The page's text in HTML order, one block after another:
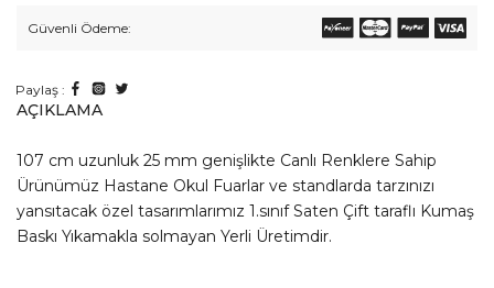
Güvenli Ödeme:
Paylaş :
AÇIKLAMA
107 cm uzunluk 25 mm genişlikte Canlı Renklere Sahip
Ürünümüz Hastane Okul Fuarlar ve standlarda tarzınızı
yansıtacak özel tasarımlarımız 1.sınıf Saten Çift taraflı Kumaş
Baskı Yıkamakla solmayan Yerli Üretimdir.